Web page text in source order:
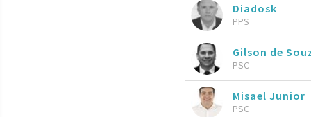
Diadosk
PPS
Gilson de
PSC
Misael Junior
PSC